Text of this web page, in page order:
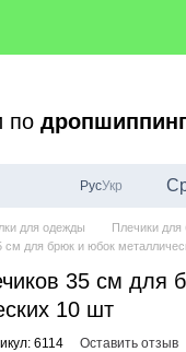
по
РусУкр
для одежды
Плечики для
см для брюк и юбок
35 см для
10 шт
6114 Оставить отзыв